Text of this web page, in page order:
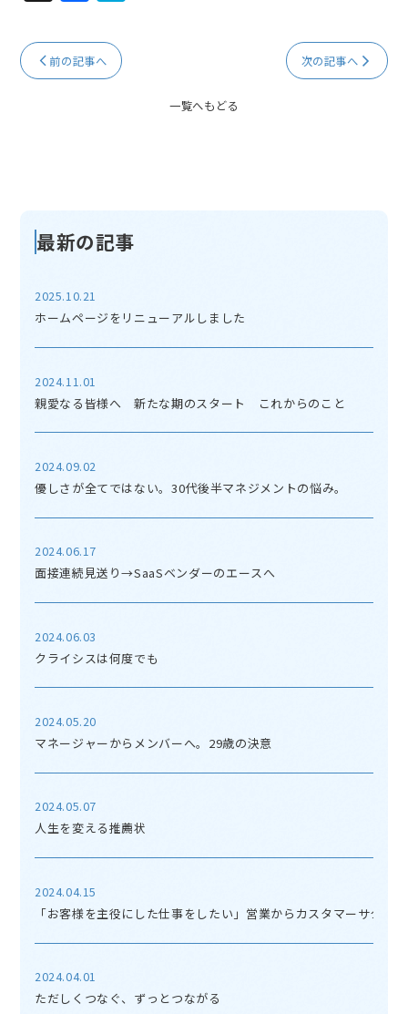
a
c
e
前の記事へ
一覧へもどる
次の記事へ
最新の記事
2025.10.21
ホームページをリニューアルしました
2024.11.01
親愛なる皆様へ 新たな期のスタート これからのこと
2024.09.02
優しさが全てではない。30代後半マネジメントの悩み。
2024.06.17
面接連続見送り→SaaSベンダーのエースへ
2024.06.03
クライシスは何度でも
2024.05.20
マネージャーからメンバーへ。29歳の決意
2024.05.07
人生を変える推薦状
2024.04.15
「お客様を主役にした仕事をしたい」営業からカスタマーサクセ
2024.04.01
ただしくつなぐ、ずっとつながる